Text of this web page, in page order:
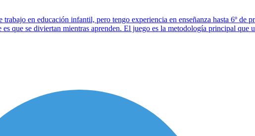
en educación infantil, pero tengo experiencia en enseñanza hasta 6º de
que se diviertan mientras aprenden. El juego es la metodología principal que